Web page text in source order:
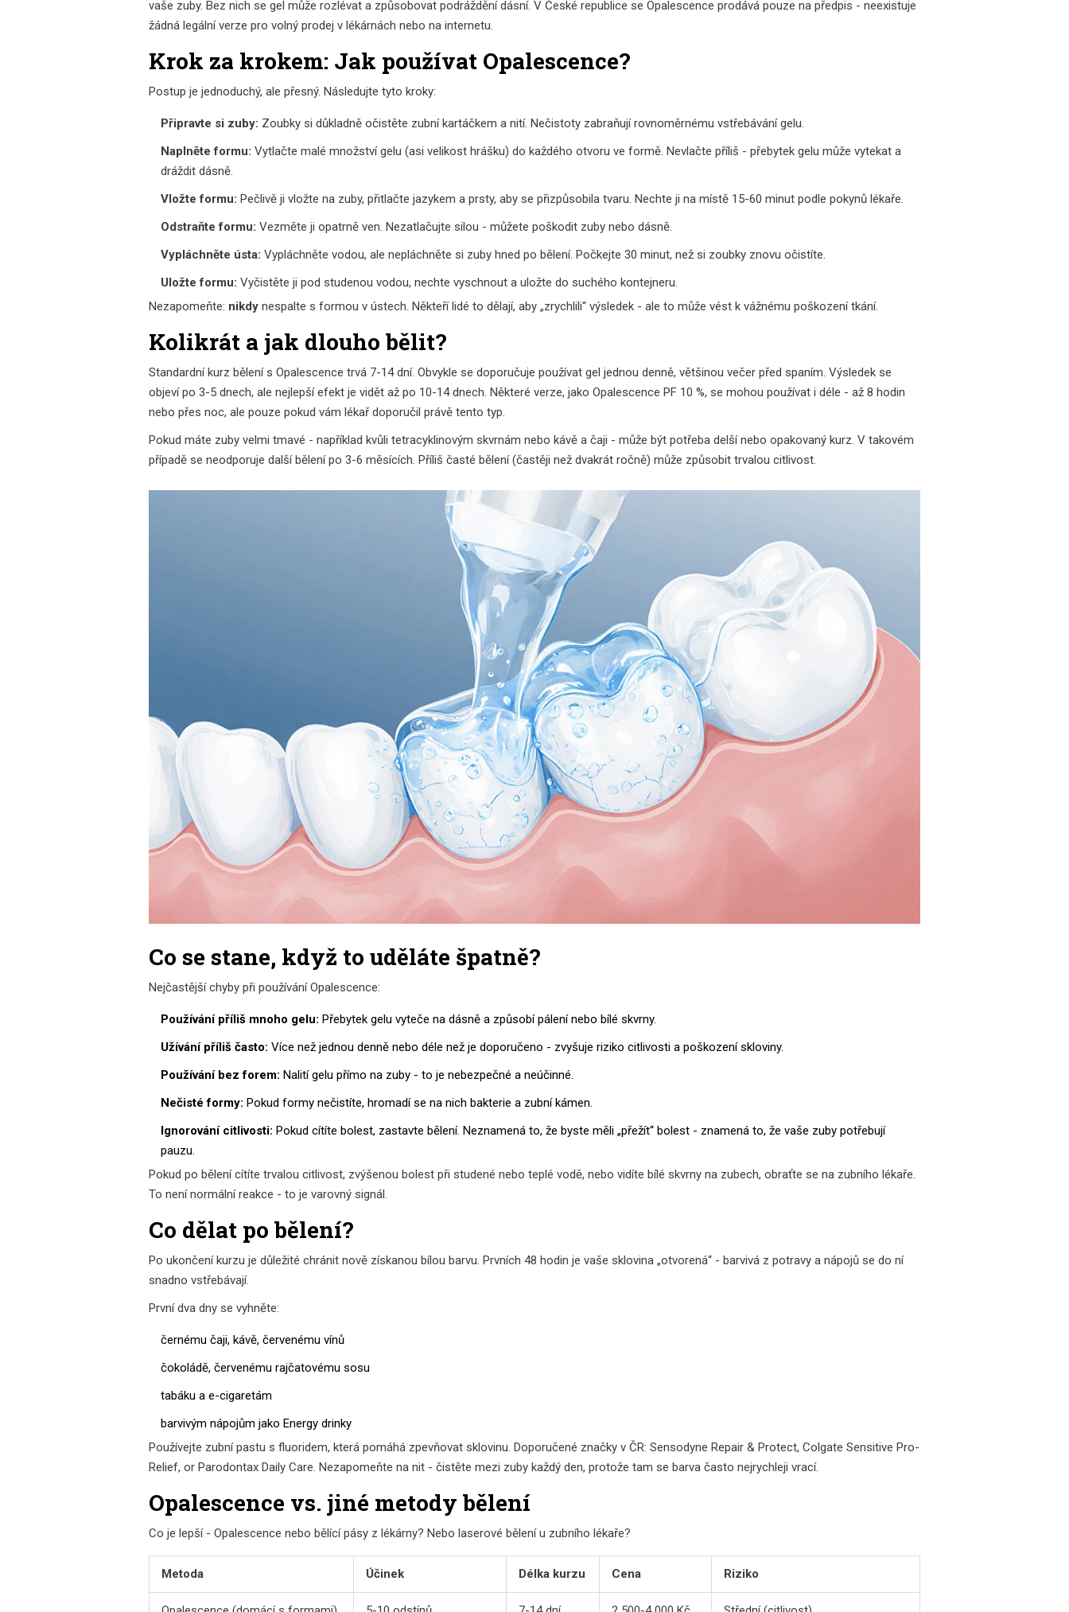
vaše zuby. Bez nich se gel může rozlévat a způsobovat podráždění dásní. V České republice se Opalescence prodává pouze na předpis - neexistuje
žádná legální verze pro volný prodej v lékárnách nebo na internetu.
Krok za krokem: Jak používat Opalescence?
Postup je jednoduchý, ale přesný. Následujte tyto kroky:
Připravte si zuby: Zoubky si důkladně očistěte zubní kartáčkem a nití. Nečistoty zabraňují rovnoměrnému vstřebávání gelu.
Naplněte formu: Vytlačte malé množství gelu (asi velikost hrášku) do každého otvoru ve formě. Nevlačte příliš - přebytek gelu může vytekat a
dráždit dásně.
Vložte formu: Pečlivě ji vložte na zuby, přitlačte jazykem a prsty, aby se přizpůsobila tvaru. Nechte ji na místě 15-60 minut podle pokynů lékaře.
Odstraňte formu: Vezměte ji opatrně ven. Nezatlačujte silou - můžete poškodit zuby nebo dásně.
Vypláchněte ústa: Vypláchněte vodou, ale nepláchněte si zuby hned po bělení. Počkejte 30 minut, než si zoubky znovu očistíte.
Uložte formu: Vyčistěte ji pod studenou vodou, nechte vyschnout a uložte do suchého kontejneru.
Nezapomeňte: nikdy nespalte s formou v ústech. Někteří lidé to dělají, aby „zrychlili“ výsledek - ale to může vést k vážnému poškození tkání.
Kolikrát a jak dlouho bělit?
Standardní kurz bělení s Opalescence trvá 7-14 dní. Obvykle se doporučuje používat gel jednou denně, většinou večer před spaním. Výsledek se
objeví po 3-5 dnech, ale nejlepší efekt je vidět až po 10-14 dnech. Některé verze, jako Opalescence PF 10 %, se mohou používat i déle - až 8 hodin
nebo přes noc, ale pouze pokud vám lékař doporučil právě tento typ.
Pokud máte zuby velmi tmavé - například kvůli tetracyklinovým skvrnám nebo kávě a čaji - může být potřeba delší nebo opakovaný kurz. V takovém
případě se neodporuje další bělení po 3-6 měsících. Příliš časté bělení (častěji než dvakrát ročně) může způsobit trvalou citlivost.
Co se stane, když to uděláte špatně?
Nejčastější chyby při používání Opalescence:
Používání příliš mnoho gelu: Přebytek gelu vyteče na dásně a způsobí pálení nebo bílé skvrny.
Užívání příliš často: Více než jednou denně nebo déle než je doporučeno - zvyšuje riziko citlivosti a poškození skloviny.
Používání bez forem: Nalití gelu přímo na zuby - to je nebezpečné a neúčinné.
Nečisté formy: Pokud formy nečistíte, hromadí se na nich bakterie a zubní kámen.
Ignorování citlivosti: Pokud cítíte bolest, zastavte bělení. Neznamená to, že byste měli „přežít“ bolest - znamená to, že vaše zuby potřebují
pauzu.
Pokud po bělení cítíte trvalou citlivost, zvýšenou bolest při studené nebo teplé vodě, nebo vidíte bílé skvrny na zubech, obraťte se na zubního lékaře.
To není normální reakce - to je varovný signál.
Co dělat po bělení?
Po ukončení kurzu je důležité chránit nově získanou bílou barvu. Prvních 48 hodin je vaše sklovina „otvorená“ - barvivá z potravy a nápojů se do ní
snadno vstřebávají.
První dva dny se vyhněte:
černému čaji, kávě, červenému vínů
čokoládě, červenému rajčatovému sosu
tabáku a e-cigaretám
barvivým nápojům jako Energy drinky
Používejte zubní pastu s fluoridem, která pomáhá zpevňovat sklovinu. Doporučené značky v ČR: Sensodyne Repair & Protect, Colgate Sensitive Pro-
Relief, or Parodontax Daily Care. Nezapomeňte na nit - čistěte mezi zuby každý den, protože tam se barva často nejrychleji vrací.
Opalescence vs. jiné metody bělení
Co je lepší - Opalescence nebo bělící pásy z lékárny? Nebo laserové bělení u zubního lékaře?
Metoda Účinek Délka kurzu Cena Riziko